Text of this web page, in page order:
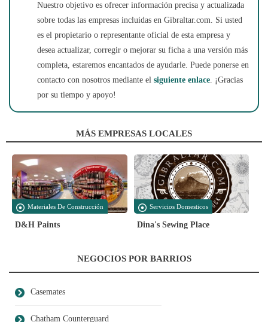
Nuestro objetivo es ofrecer información precisa y actualizada
sobre todas las empresas incluidas en Gibraltar.com. Si usted
es el propietario o representante oficial de esta empresa y
desea actualizar, corregir o mejorar su ficha a una versión más
completa, estaremos encantados de ayudarle. Puede ponerse en
contacto con nosotros mediante el siguiente enlace. ¡Gracias
por su tiempo y apoyo!
MÁS EMPRESAS LOCALES
Materiales De Construcción
D&H Paints
Servicios Domesticos
Dina's Sewing Place
NEGOCIOS POR BARRIOS
Casemates
Chatham Counterguard